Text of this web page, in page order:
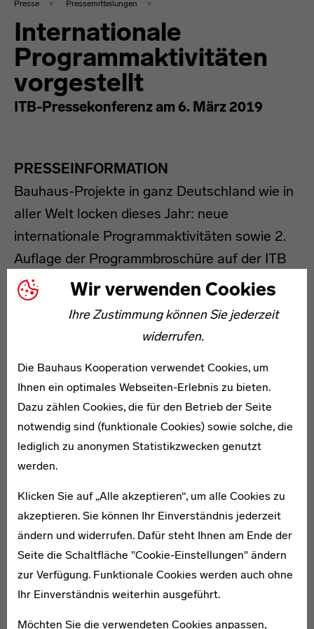
Wir verwenden Cookies
Ihre Zustimmung können Sie jederzeit
widerrufen.
Die Bauhaus Kooperation verwendet Cookies, um
Ihnen ein optimales Webseiten-Erlebnis zu bieten.
Dazu zählen Cookies, die für den Betrieb der Seite
notwendig sind (funktionale Cookies) sowie solche, die
lediglich zu anonymen Statistikzwecken genutzt
werden.
Klicken Sie auf „Alle akzeptieren“, um alle Cookies zu
akzeptieren. Sie können Ihr Einverständnis jederzeit
ändern und widerrufen. Dafür steht Ihnen am Ende der
Seite die Schaltfläche "Cookie-Einstellungen" ändern
zur Verfügung. Funktionale Cookies werden auch ohne
Ihr Einverständnis weiterhin ausgeführt.
Möchten Sie die verwendeten Cookies anpassen,
Presse Pressemitteilungen
Internationale
Programmaktivitäten
vorgestellt
ITB-Pressekonferenz am 6. März 2019
PRESSEINFORMATION
Bauhaus-Projekte in ganz Deutschland wie in
aller Welt locken dieses Jahr: neue
internationale Programmaktivitäten sowie 2.
Auflage der Programmbroschüre auf der ITB
vorgestellt
Berlin/Weimar, 6. März 2019
headline
Von Weimar bis Rotterdam, von Tel Aviv bis nach
Chicago: Das Bauhaus war immer ein globales
Phänomen mit vielen Einflüssen und großer Strahlkraft.
Auch das berücksichtigt das Jubiläumsprogramm 100
jahre bauhaus. Im Rahmen einer auf großes Interesse
stoßenden Pressekonferenz auf der Berliner ITB und
Ministerpräsidenten des Freistaates Thüringen und
diesjährigem Vorsitzenden des Bauhaus Verbundes
2019, wurde das internationale Programm erstmalig
gebündelt vorgestellt.
umfangreichen Programmbroschüre, die mehr als 900